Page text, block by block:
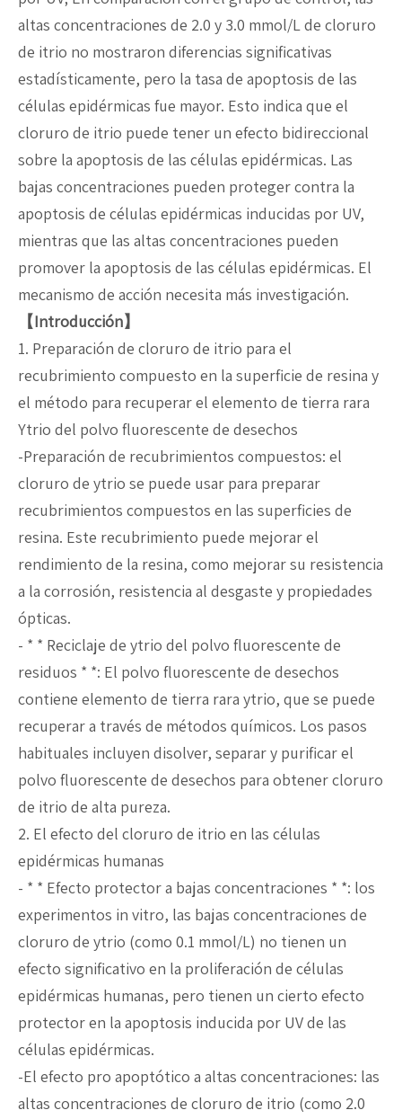
altas concentraciones de 2.0 y 3.0 mmol/L de cloruro
de itrio no mostraron diferencias significativas
estadísticamente, pero la tasa de apoptosis de las
células epidérmicas fue mayor. Esto indica que el
cloruro de itrio puede tener un efecto bidireccional
sobre la apoptosis de las células epidérmicas. Las
bajas concentraciones pueden proteger contra la
apoptosis de células epidérmicas inducidas por UV,
mientras que las altas concentraciones pueden
promover la apoptosis de las células epidérmicas. El
mecanismo de acción necesita más investigación.
【Introducción】
1. Preparación de cloruro de itrio para el
recubrimiento compuesto en la superficie de resina y
el método para recuperar el elemento de tierra rara
Ytrio del polvo fluorescente de desechos
-Preparación de recubrimientos compuestos: el
cloruro de ytrio se puede usar para preparar
recubrimientos compuestos en las superficies de
resina. Este recubrimiento puede mejorar el
rendimiento de la resina, como mejorar su resistencia
a la corrosión, resistencia al desgaste y propiedades
ópticas.
- * * Reciclaje de ytrio del polvo fluorescente de
residuos * *: El polvo fluorescente de desechos
contiene elemento de tierra rara ytrio, que se puede
recuperar a través de métodos químicos. Los pasos
habituales incluyen disolver, separar y purificar el
polvo fluorescente de desechos para obtener cloruro
de itrio de alta pureza.
2. El efecto del cloruro de itrio en las células
epidérmicas humanas
- * * Efecto protector a bajas concentraciones * *: los
experimentos in vitro, las bajas concentraciones de
cloruro de ytrio (como 0.1 mmol/L) no tienen un
efecto significativo en la proliferación de células
epidérmicas humanas, pero tienen un cierto efecto
protector en la apoptosis inducida por UV de las
células epidérmicas.
-El efecto pro apoptótico a altas concentraciones: las
altas concentraciones de cloruro de itrio (como 2.0